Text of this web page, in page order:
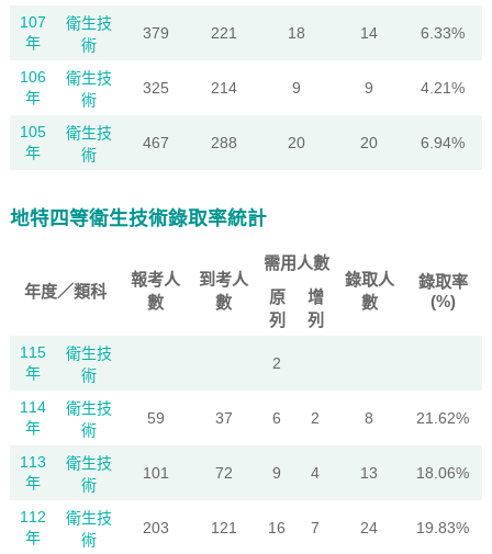
107
年
衛生技
術
379 221 18 14 6.33%
106
年
衛生技
術
325 214 9 9 4.21%
105
年
衛生技
術
467 288 20 20 6.94%
地特四等衛生技術錄取率統計
年度／類科
報考人
數
到考人
數
需用人數
錄取人
數
錄取率
(%)
原
列
增
列
115
年
衛生技
術
2
114
年
衛生技
術
59 37 6 2 8 21.62%
113
年
衛生技
術
101 72 9 4 13 18.06%
112
年
衛生技
術
203 121 16 7 24 19.83%